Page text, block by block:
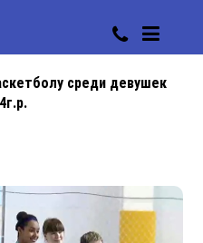
среди девушек